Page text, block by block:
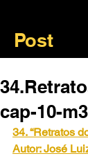
Post
cap-10-
34. “Retratos
Autor: José